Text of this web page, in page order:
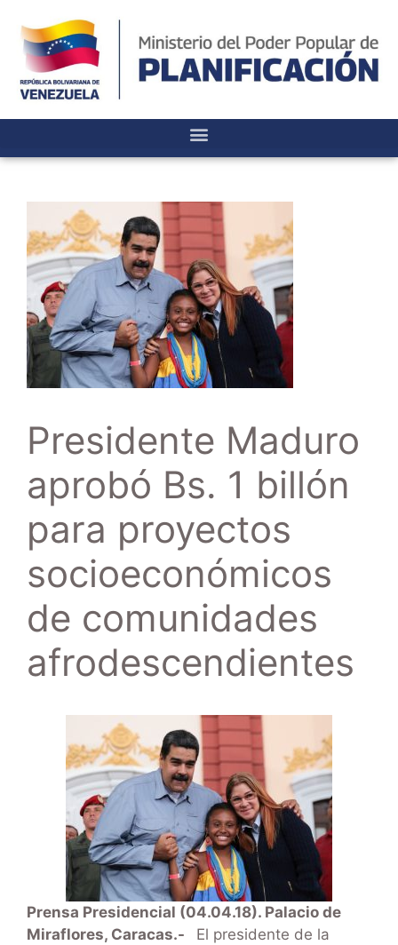
Presidente Maduro
aprobó Bs. 1 billón
para proyectos
socioeconómicos
de comunidades
afrodescendientes
Prensa Presidencial (04.04.18). Palacio de
Miraflores, Caracas.-
El presidente de la